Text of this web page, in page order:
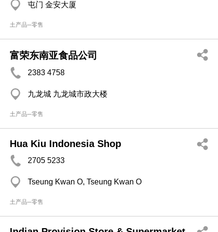
屯门 金安大厦
土产品─零售
富荣东南亚食品公司
2383 4758
九龙城 九龙城市政大楼
土产品─零售
Hua Kiu Indonesia Shop
2705 5233
Tseung Kwan O, Tseung Kwan O
土产品─零售